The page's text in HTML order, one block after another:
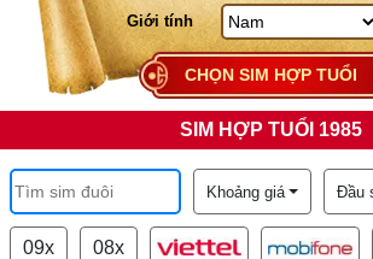
Giới tính
CHỌN SIM HỢP TUỔI
SIM HỢP TUỔI 1985
Khoảng giá Đầu
09x 08x